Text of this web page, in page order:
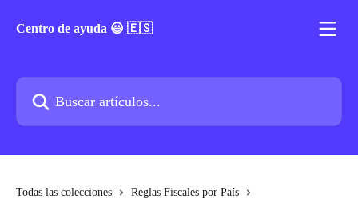
Centro de ayuda 😃 🇪🇸
Buscar artículos...
Todas las colecciones
Reglas Fiscales por País